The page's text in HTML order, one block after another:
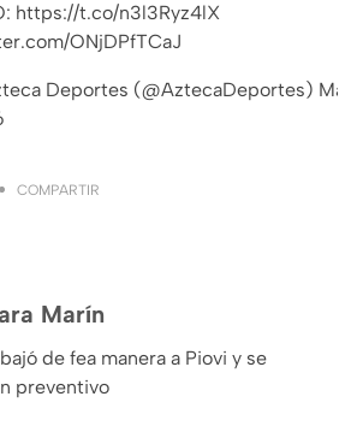
https://t.co/n3l3Ryz4lX
ONjDPfTCaJ
Deportes (@AztecaDeportes) May
COMPARTIR
Marín
de fea manera a Piovi y se
preventivo